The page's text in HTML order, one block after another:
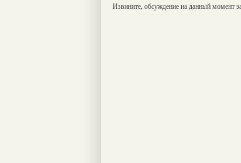
Извините, обсуждение на данный момент